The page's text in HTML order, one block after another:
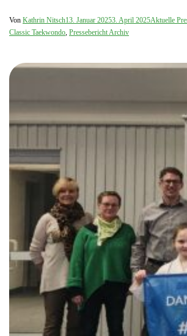
Von Kathrin Nitsch13. Januar 20253. April 2025Aktuelle
Classic Taekwondo, Pressebericht Archiv